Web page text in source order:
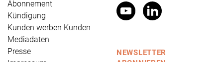
Abonnement
Kündigung
Kunden werben Kunden
Mediadaten
Presse
NEWSLETTER